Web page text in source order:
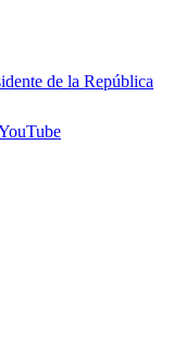
de la República